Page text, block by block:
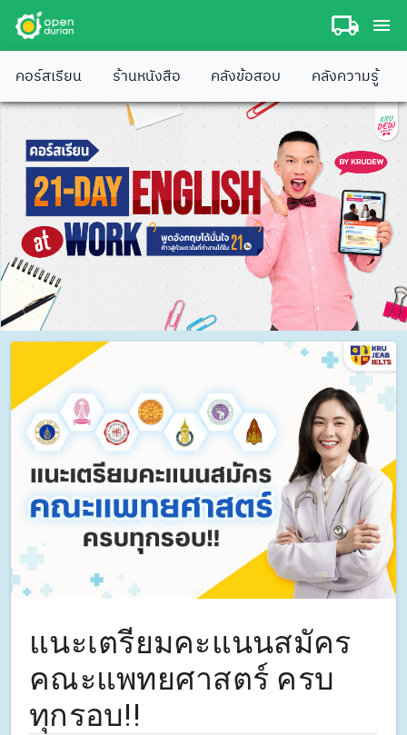
คอร์สเรียน ร้านหนังสือ คลังข้อสอบ คลังความรู้
แนะเตรียมคะแนนสมัคร
คณะแพทยศาสตร์ ครบ
ทุกรอบ!!